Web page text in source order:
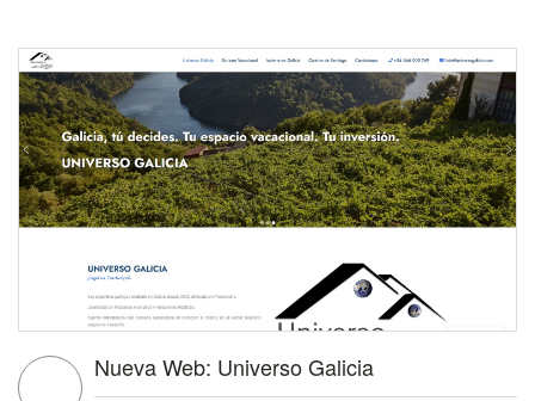
Nueva Web: Universo Galicia